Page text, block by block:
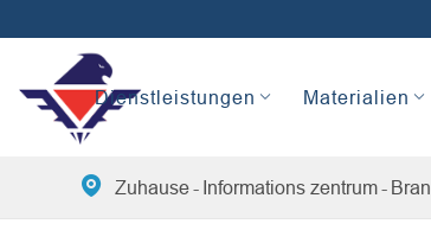
Dienstleistungen Materialien
 Zuhause Informations zentrum